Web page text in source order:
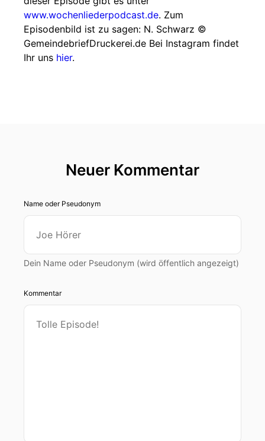
www.wochenliederpodcast.de. Zum
Episodenbild ist zu sagen: N. Schwarz ©
GemeindebriefDruckerei.de Bei Instagram findet
Ihr uns hier.
Neuer Kommentar
Name oder Pseudonym
Dein Name oder Pseudonym (wird öffentlich angezeigt)
Kommentar